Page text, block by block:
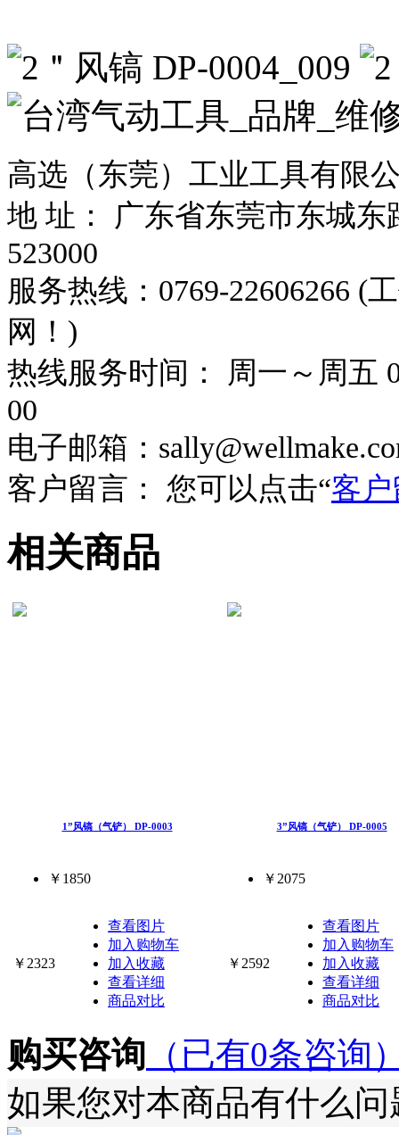
高选（东莞）工业工具有限
地 址： 广东省东莞市东城东
523000
服务热线：0769-22606266 (
网！)
热线服务时间： 周一～周五
00
电子邮箱：
客户留言： 您可以点击“客户
相关商品
1”风镐（气铲） DP-0003
￥1850
￥2323
查看图片
加入购物车
加入收藏
查看详细
商品对比
3”风镐（气铲） DP-0005
￥2075
￥2592
查看图片
加入购物车
加入收藏
查看详细
商品对比
购买咨询 （已有0条咨询
如果您对本商品有什么